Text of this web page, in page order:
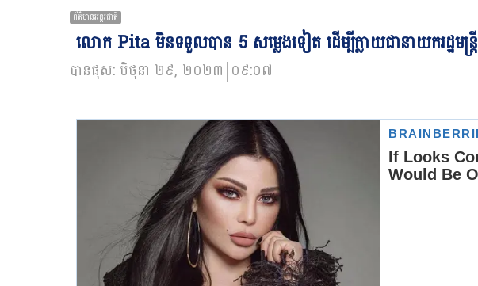
ព័ត៌មានអន្ដរជាតិ
លោក Pita មិនទទួលបាន 5 សម្លេងទៀត ដើម្បីក្លាយជានាយករដ្ឋមន្ត្រី
បានផុស:មិថុនា ២៩, ២០២៣ ០៩:០៧